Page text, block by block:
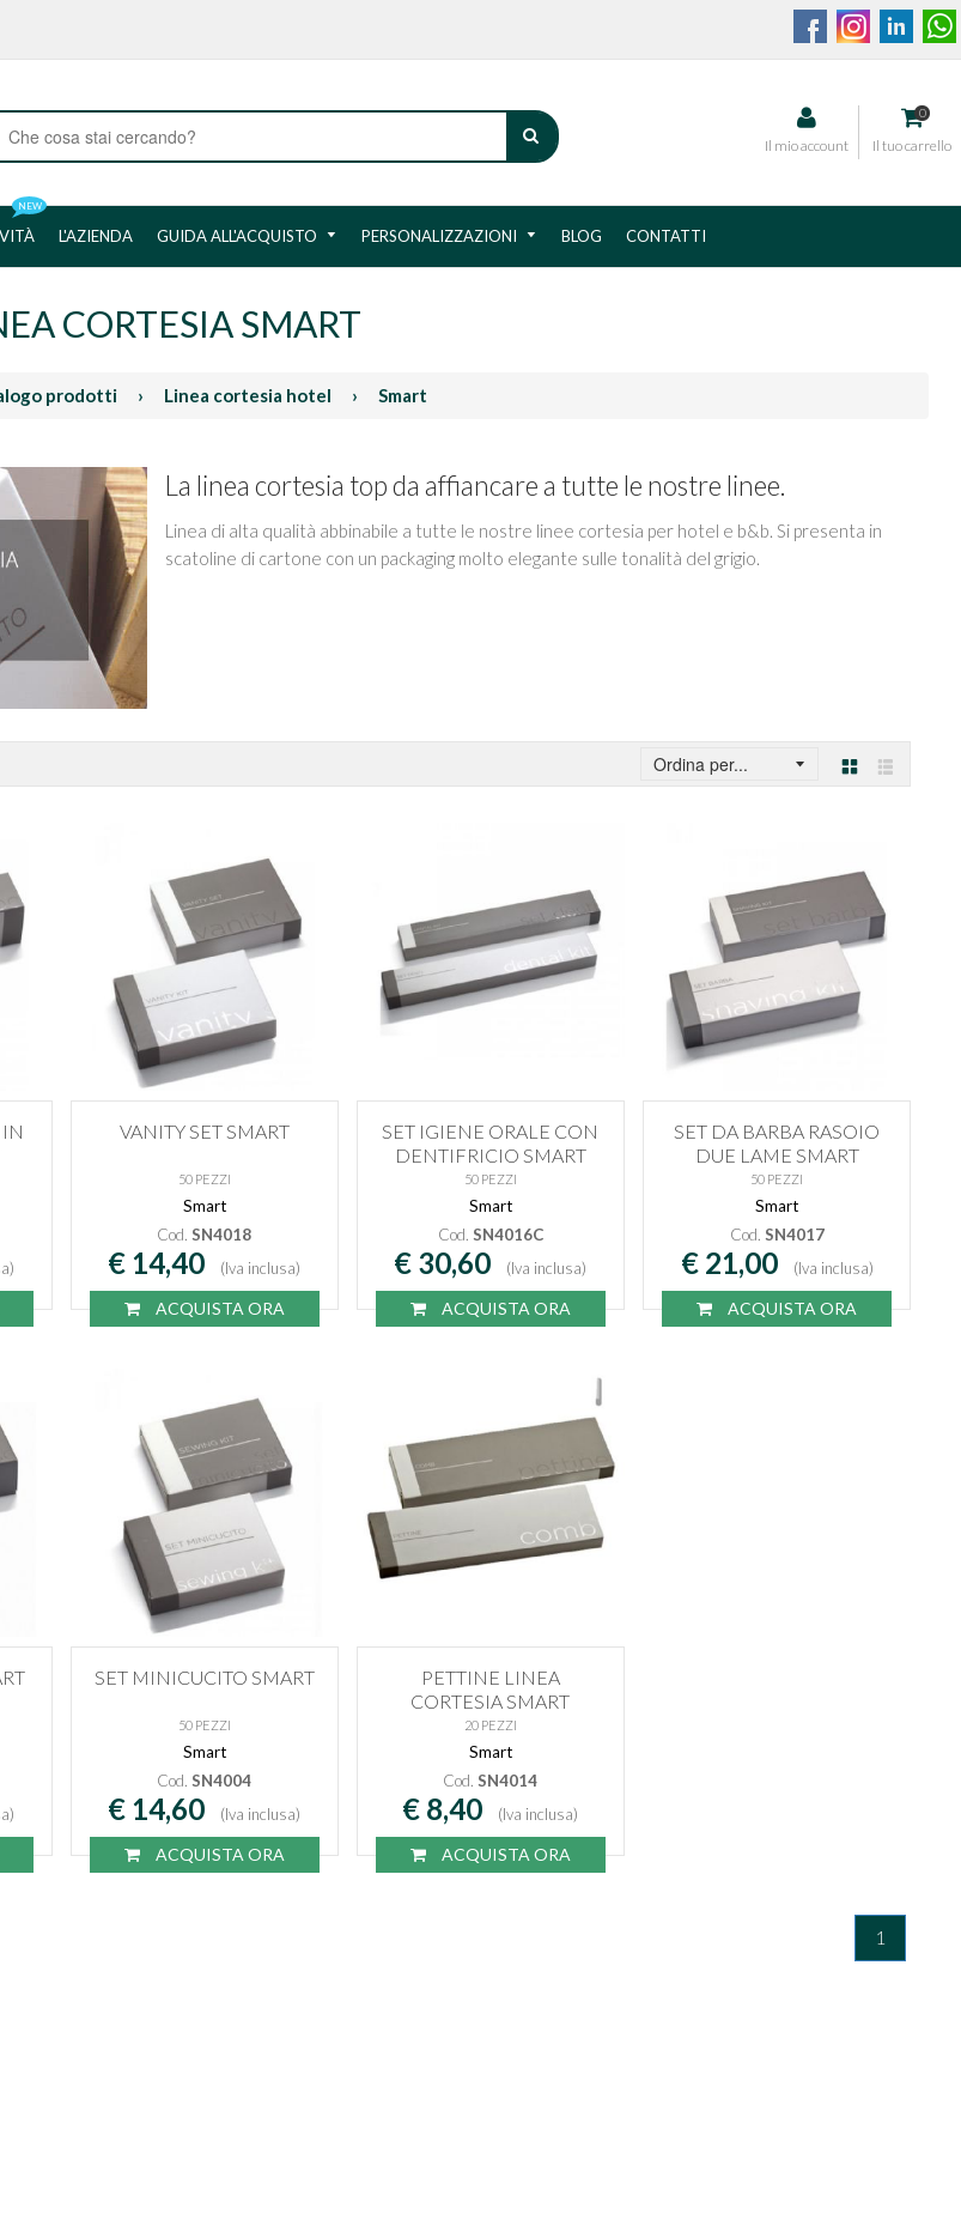
CERCA
Il mio account
0
Il tuo carrello
NEW
L'AZIENDA GUIDA ALL'ACQUISTO PERSONALIZZAZIONI BLOG CONTATTI
CORTESIA SMART
prodotti › Linea cortesia hotel › Smart
La linea cortesia top da affiancare a tutte le nostre linee.
Linea di alta qualità abbinabile a tutte le nostre linee cortesia per hotel e b&b. Si presenta in
scatoline di cartone con un packaging molto elegante sulle tonalità del grigio.
GrigliaLista
VANITY SET SMART
50 PEZZI
Smart
Cod.SN4018
€ 14,40 (Iva inclusa)
ACQUISTA ORA
SET IGIENE ORALE CON
DENTIFRICIO SMART
50 PEZZI
Smart
Cod. SN4016C
€ 30,60 (Iva inclusa)
ACQUISTA ORA
SET DA BARBA RASOIO
DUE LAME SMART
50 PEZZI
Smart
Cod. SN4017
€ 21,00 (Iva inclusa)
ACQUISTA ORA
SET MINICUCITO SMART
50 PEZZI
Smart
Cod.SN4004
€ 14,60 (Iva inclusa)
ACQUISTA ORA
PETTINE LINEA
CORTESIA SMART
20 PEZZI
Smart
Cod.SN4014
€ 8,40 (Iva inclusa)
ACQUISTA ORA
1